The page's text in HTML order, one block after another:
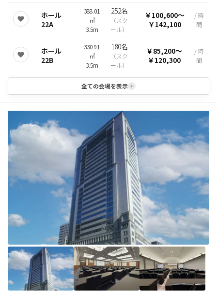
ホール
22A
388.01
㎡
3.5m
252名
（スク
ール）
￥100,600〜
￥142,100
/ 時
間
ホール
22B
330.91
㎡
3.5m
180名
（スク
ール）
￥85,200〜
￥120,300
/ 時
間
全ての会場を表示